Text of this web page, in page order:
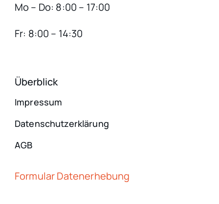
Mo – Do: 8:00 – 17:00
Fr: 8:00 – 14:30
Überblick
Impressum
Datenschutzerklärung
AGB
Formular Datenerhebung